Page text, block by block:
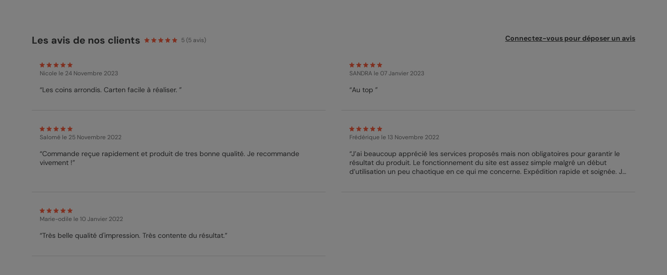
Les avis de nos clients 5(5avis) Connectez-vous pour déposer un avis
Nicole le 24 Novembre 2023
“Les coins arrondis. Carten facile à réaliser. ”
SANDRA le 07 Janvier 2023
“Au top ”
Salomé le 25 Novembre 2022
“Commande reçue rapidement et produit de tres bonne qualité. Je recommande
vivement !”
Frédérique le 13 Novembre 2022
“J’ai beaucoup apprécié les services proposés mais non obligatoires pour garantir le
résultat du produit. Le fonctionnement du site est assez simple malgré un début
d’utilisation un peu chaotique en ce qui me concerne. Expédition rapide et soignée. Je
Marie-odile le 10 Janvier 2022
“Très belle qualité d'impression. Très contente du résultat.”